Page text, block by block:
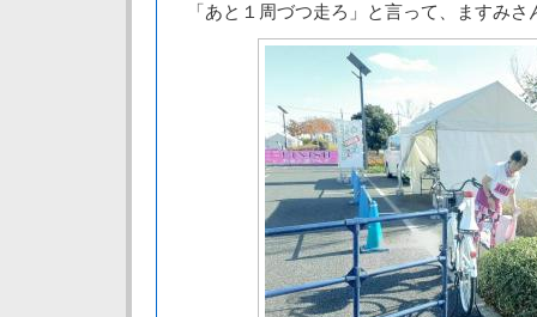
「あと１周づつ走ろ」と言って、ますみさ